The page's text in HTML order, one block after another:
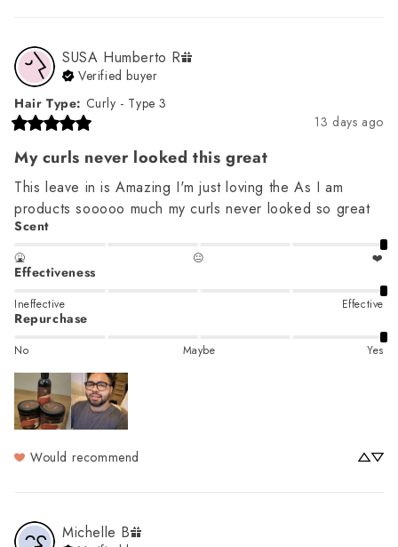
SUSA Humberto R
Verified buyer
Hair Type: Curly - Type 3
13 days ago
My curls never looked this great
This leave in is Amazing I'm just loving the As I am
products sooooo much my curls never looked so great
Scent
🤮 😐 ❤️
Effectiveness
Ineffective Effective
Repurchase
No Maybe Yes
Would recommend
Michelle B